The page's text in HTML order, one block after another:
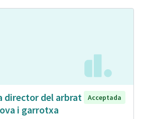
director del arbrat
i garrotxa
Acceptada